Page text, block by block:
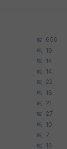
650
19
14
14
22
16
21
27
10
7
16